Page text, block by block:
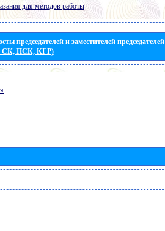
для методов работы
председателей и заместителей председателей
СК, ПСК, КГР)